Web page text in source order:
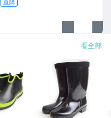
直購
看全部